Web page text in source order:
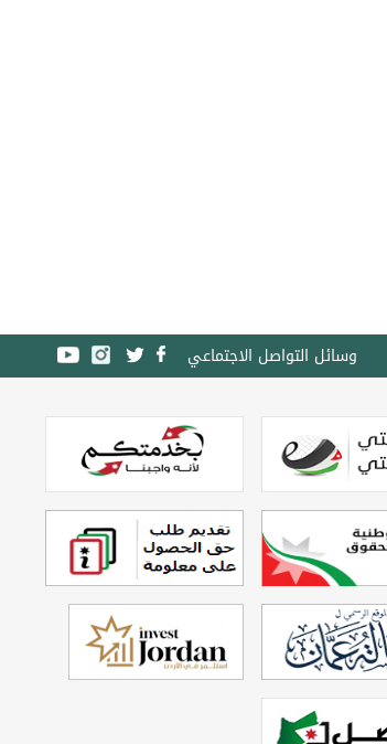
وسائل التواصل الاجتماعي